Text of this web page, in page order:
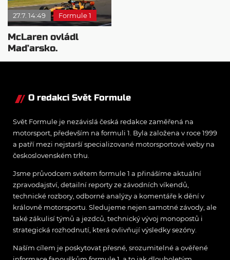
27.7. 14:49 Formule 1
McLaren ovládl
Maďarsko.
Verstappen v šoku a
O redakci Svět Formule
Svět Formule je nezávislá česká redakce zaměřená na
motorsport, především na formuli 1. Byla založena v roce 1999
a patří mezi nejstarší specializované motorsportové weby na
československém trhu.
Jsme průvodcem světem formule 1 a přinášíme aktuální
zpravodajství, detailní reporty ze závodních víkendů,
technické rozbory, odborné analýzy a komentáře k dění v
královně motorsportu. Sledujeme nejen samotné závody, ale
také zákulisí týmů a jezdců, technický vývoj monopostů i
strategická rozhodnutí, která ovlivňují výsledky sezóny.
Naším cílem je poskytovat přesné, srozumitelné a ověřené